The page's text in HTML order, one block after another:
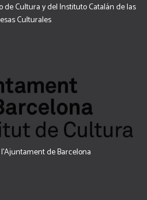
de Cultura y del Instituto Catalán de las
Culturales
de Barcelona